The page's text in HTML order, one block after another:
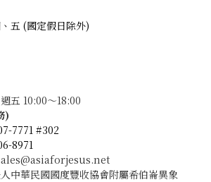
五 (國定假日除外)
五 10:00～18:00
)
7771 #302
8971
中華民國國度豐收協會附屬希伯崙異象